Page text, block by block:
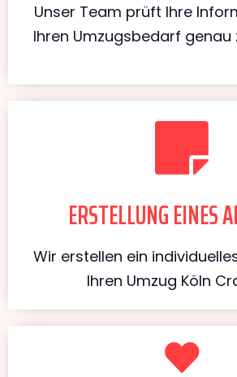
Unser Team prüft Ihre
Ihren Umzugsbedarf genau
ERSTELLUNG EINES
Wir erstellen ein
Ihren Umzug Köln